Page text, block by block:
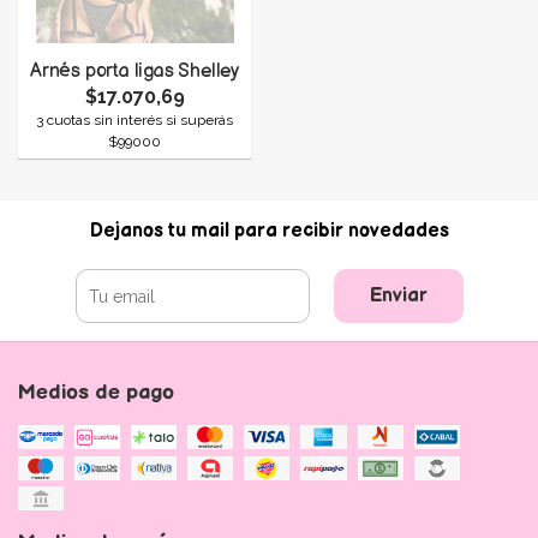
Arnés porta ligas Shelley
$17.070,69
3 cuotas sin interés si superás
$99000
Dejanos tu mail para recibir novedades
Enviar
Medios de pago